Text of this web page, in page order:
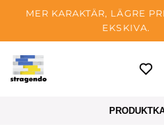
MER KARAKTÄR, LÄGRE
EKSKIVA.
Tallinn